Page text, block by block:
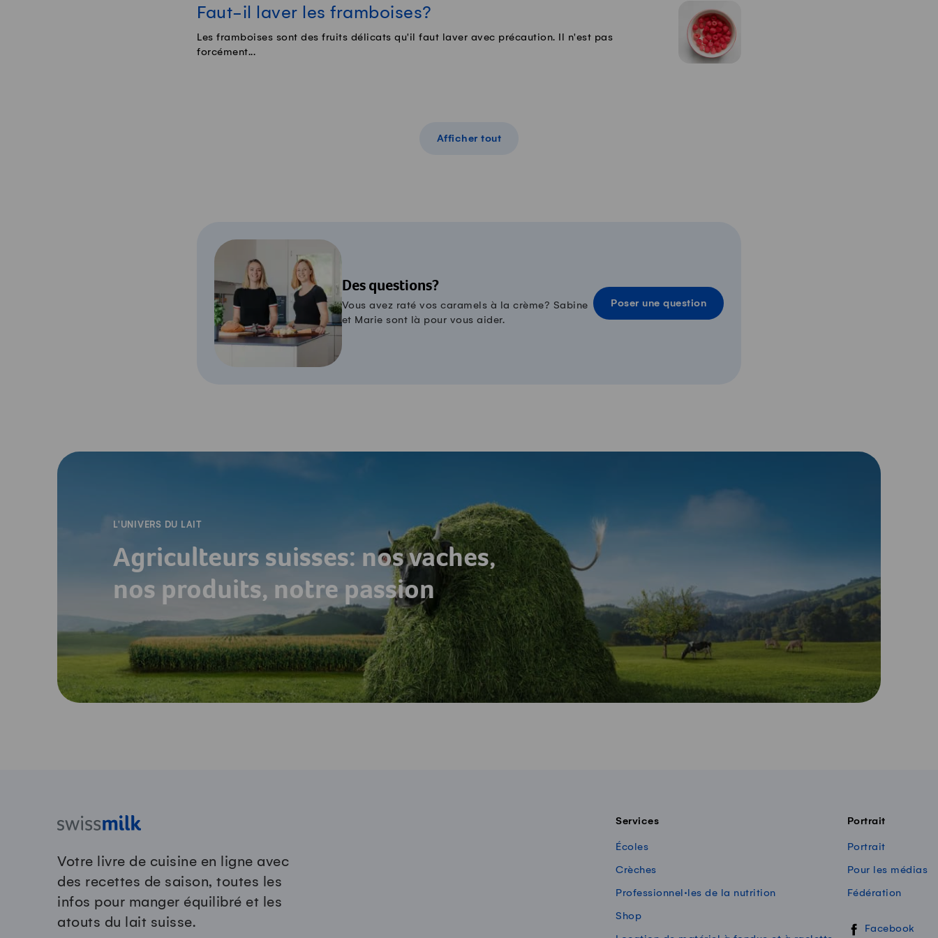
Faut-il laver les framboises?
Les framboises sont des fruits délicats qu'il faut laver avec précaution. Il n'est pas
forcément...
Afficher tout
Des questions?
Vous avez raté vos caramels à la crème? Sabine
et Marie sont là pour vous aider.
Poser une question
L'UNIVERS DU LAIT
Agriculteurs suisses: nos vaches,
nos produits, notre passion
Votre livre de cuisine en ligne avec
des recettes de saison, toutes les
infos pour manger équilibré et les
atouts du lait suisse.
Services
Écoles
Crèches
Professionnel·les de la nutrition
Shop
Portrait
Portrait
Pour les médias
Fédération
Swissmilk sur les
Facebook